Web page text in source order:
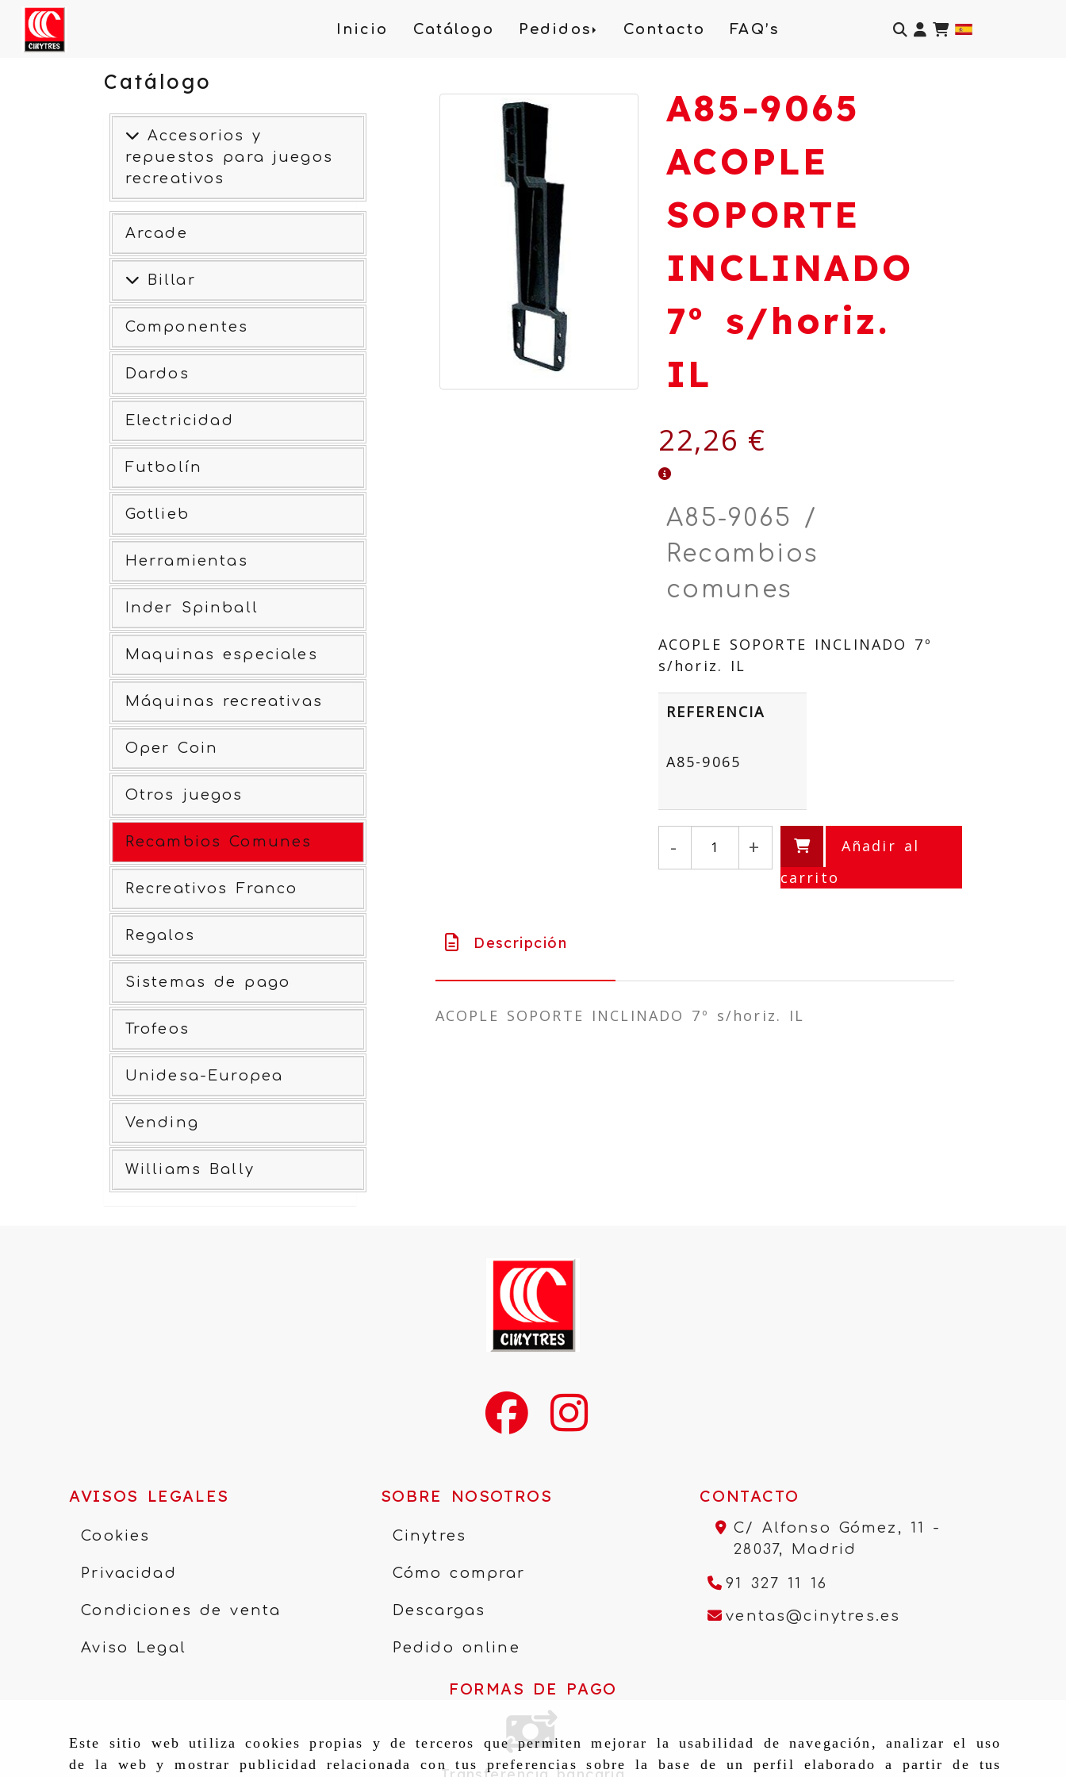
Este sitio web utiliza cookies propias y de terceros que permiten mejorar la usabilidad de navegación, analizar el uso
de la web y mostrar publicidad relacionada con tus preferencias sobre la base de un perfil elaborado a partir de tus
Inicio Catálogo Pedidos Contacto FAQ’s Identifícate
Catálogo
Accesorios y
repuestos para juegos
recreativos
Arcade
Billar
Componentes
Dardos
Electricidad
Futbolín
Gotlieb
Herramientas
Inder Spinball
Maquinas especiales
Máquinas recreativas
Oper Coin
Otros juegos
Recambios Comunes
Recreativos Franco
Regalos
Sistemas de pago
Trofeos
Unidesa-Europea
Vending
Williams Bally
A85-9065
ACOPLE
SOPORTE
INCLINADO
7º s/horiz.
IL
22,26 €
A85-9065 /
Recambios
comunes
ACOPLE SOPORTE INCLINADO 7º
s/horiz. IL
REFERENCIA
A85-9065
- +
Añadir al
carrito
Descripción
ACOPLE SOPORTE INCLINADO 7º s/horiz. IL
AVISOS LEGALES
Cookies
Privacidad
Condiciones de venta
Aviso Legal
SOBRE NOSOTROS
Cinytres
Cómo comprar
Descargas
Pedido online
CONTACTO
C/ Alfonso Gómez, 11 -
28037, Madrid
91 327 11 16
ventas cinytres.es
FORMAS DE PAGO